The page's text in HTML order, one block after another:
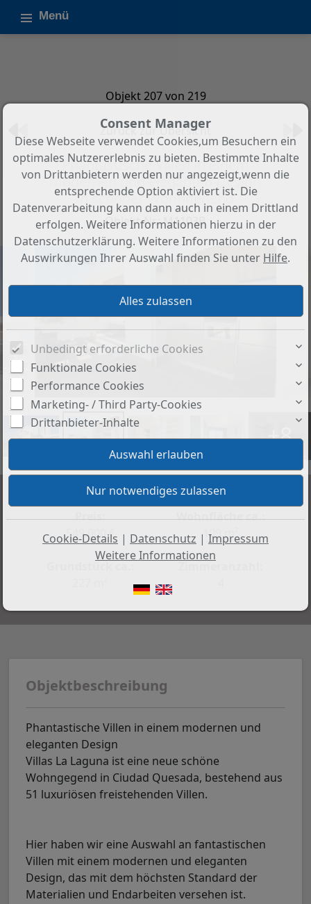
Menü
Objekt 207 von 219
Zurück zur Übersicht
Phantastische Villen in einem
modernen und eleganten Design
in schöner Wohngegend
Objekt-Nr.: M1103B
+8
Preis:
549.000 €
Wohnfläche ca.:
109 m²
Objektbeschreibung
Phantastische Villen in einem modernen und
eleganten Design
Villas La Laguna ist eine neue schöne
Wohngegend in Ciudad Quesada, bestehend aus
51 luxuriösen freistehenden Villen.
Hier haben wir eine Auswahl an fantastischen
Villen mit einem modernen und eleganten
Design, das mit dem höchsten Standard der
Materialien und Endarbeiten versehen ist.
Consent Manager
Diese Webseite verwendet Cookies,um Besuchern ein
optimales Nutzererlebnis zu bieten. Bestimmte Inhalte
von Drittanbietern werden nur angezeigt,wenn die
entsprechende Option aktiviert ist. Die
Datenverarbeitung kann dann auch in einem Drittland
erfolgen. Weitere Informationen hierzu in der
Datenschutzerklärung. Weitere Informationen zu den
Auswirkungen Ihrer Auswahl finden Sie unter Hilfe.
Unbedingt erforderliche Cookies
Funktionale Cookies
Performance Cookies
Marketing- / Third Party-Cookies
Drittanbieter-Inhalte
Cookie-Details | Datenschutz | Impressum
Weitere Informationen